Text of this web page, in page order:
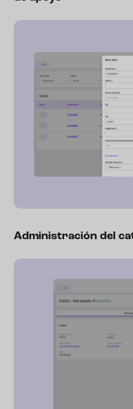
Administración del